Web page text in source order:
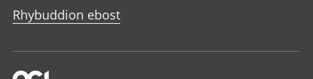
Rhybuddion ebost